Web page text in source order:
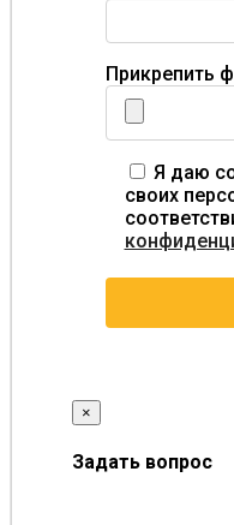
Прикрепить
Я даю
своих
×
Задать вопрос